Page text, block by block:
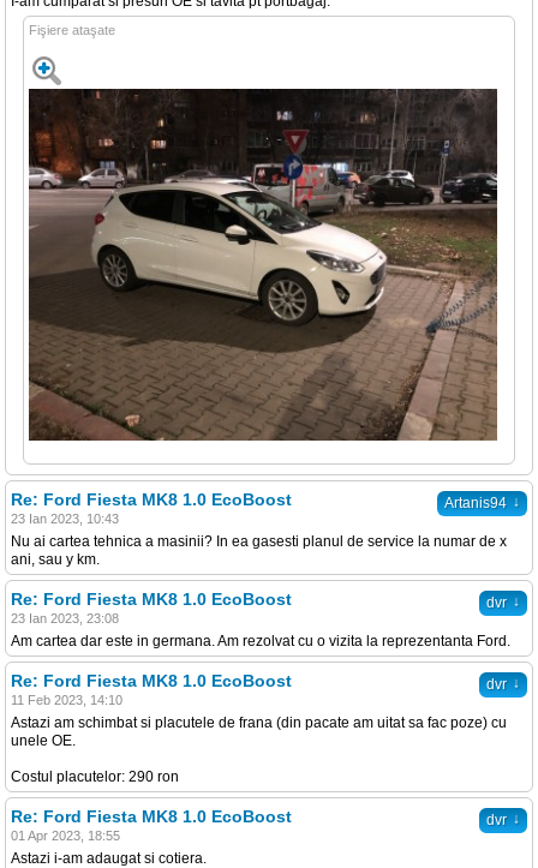
Fişiere ataşate
Artanis94 ↓
Re: Ford Fiesta MK8 1.0 EcoBoost
23 Ian 2023, 10:43
Nu ai cartea tehnica a masinii? In ea gasesti planul de service la numar de x
ani, sau y km.
dvr ↓
Re: Ford Fiesta MK8 1.0 EcoBoost
23 Ian 2023, 23:08
Am cartea dar este in germana. Am rezolvat cu o vizita la reprezentanta Ford.
dvr ↓
Re: Ford Fiesta MK8 1.0 EcoBoost
11 Feb 2023, 14:10
Astazi am schimbat si placutele de frana (din pacate am uitat sa fac poze) cu
unele OE.
Costul placutelor: 290 ron
dvr ↓
Re: Ford Fiesta MK8 1.0 EcoBoost
01 Apr 2023, 18:55
Astazi i-am adaugat si cotiera.